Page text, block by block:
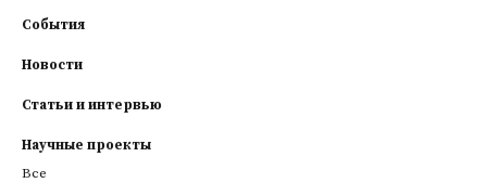
События
Новости
Статьи и интервью
Научные проекты
Все